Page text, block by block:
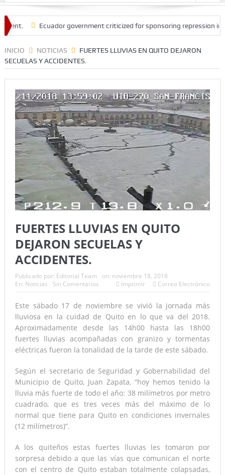
Ecuador government criticized for sponsoring repression in Peru.
INICIO NOTICIAS
FUERTES LLUVIAS EN QUITO DEJARON
SECUELAS Y ACCIDENTES.
FUERTES LLUVIAS EN QUITO
DEJARON SECUELAS Y
ACCIDENTES.
Publicado por: Editorial Team on: noviembre 18, 2018
En: Noticias Sin Comentarios Imprimir Correo Electrónico
Este sábado 17 de noviembre se vivió la jornada más
lluviosa en la cuidad de Quito en lo que va del 2018.
Aproximadamente desde las 14h00 hasta las 18h00
fuertes lluvias acompañadas con granizo y tormentas
eléctricas fueron la tonalidad de la tarde de este sábado.
Según el secretario de Seguridad y Gobernabilidad del
Municipio de Quito, Juan Zapata, “hoy hemos tenido la
lluvia más fuerte de todo el año: 38 milímetros por metro
cuadrado, que es tres veces más del máximo de lo
normal que tiene para Quito en condiciones invernales
(12 milímetros)”.
A los quiteños estas fuertes lluvias les tomaron por
sorpresa debido a que las vías que comunican el norte
con el centro de Quito estaban totalmente colapsadas,